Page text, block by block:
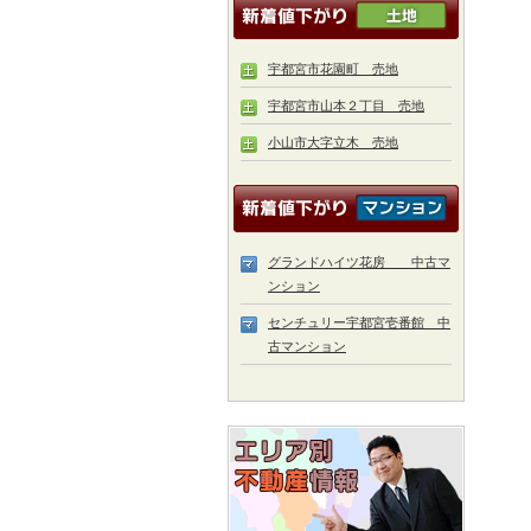
宇都宮市花園町 売地
宇都宮市山本２丁目 売地
小山市大字立木 売地
グランドハイツ花房 中古マ
ンション
センチュリー宇都宮壱番館 中
古マンション